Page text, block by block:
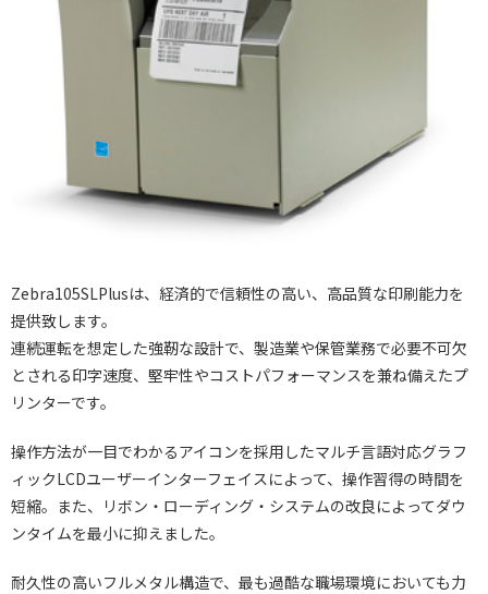
Zebra105SLPlusは、経済的で信頼性の高い、高品質な印刷能力を
提供致します。
連続運転を想定した強靭な設計で、製造業や保管業務で必要不可欠
とされる印字速度、堅牢性やコストパフォーマンスを兼ね備えたプ
リンターです。
操作方法が一目でわかるアイコンを採用したマルチ言語対応グラフ
ィックLCDユーザーインターフェイスによって、操作習得の時間を
短縮。また、リボン・ローディング・システムの改良によってダウ
ンタイムを最小に抑えました。
耐久性の高いフルメタル構造で、最も過酷な職場環境においても力